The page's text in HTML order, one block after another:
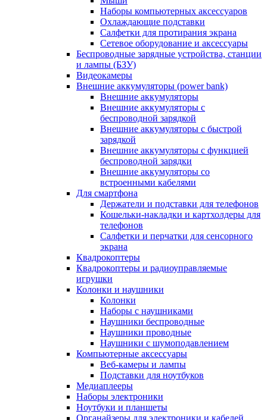
Наборы компьютерных аксессуаров
Охлаждающие подставки
Салфетки для протирания экрана
Сетевое оборудование и аксессуары
Беспроводные зарядные устройства, станции
и лампы (БЗУ)
Видеокамеры
Внешние аккумуляторы (power bank)
Внешние аккумуляторы
Внешние аккумуляторы с
беспроводной зарядкой
Внешние аккумуляторы с быстрой
зарядкой
Внешние аккумуляторы с функцией
беспроводной зарядки
Внешние аккумуляторы со
встроенными кабелями
Для смартфона
Держатели и подставки для телефонов
Кошельки-накладки и картхолдеры для
телефонов
Салфетки и перчатки для сенсорного
экрана
Квадрокоптеры
Квадрокоптеры и радиоуправляемые
игрушки
Колонки и наушники
Колонки
Наборы с наушниками
Наушники беспроводные
Наушники проводные
Наушники с шумоподавлением
Компьютерные аксессуары
Веб-камеры и лампы
Подставки для ноутбуков
Медиаплееры
Наборы электроники
Ноутбуки и планшеты
Органайзеры для электроники и кабелей